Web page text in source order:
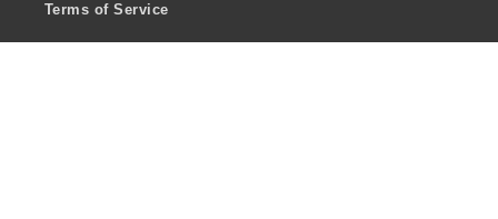
Terms of Service